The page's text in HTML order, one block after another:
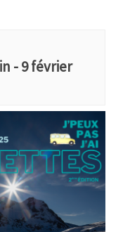
-9 février